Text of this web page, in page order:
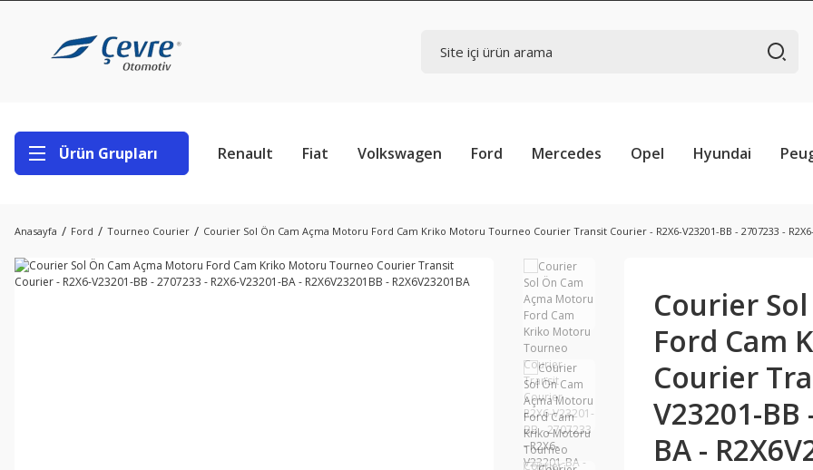
Ürün Grupları Renault Fiat Volkswagen Ford Mercedes Opel Hyundai
Anasayfa Ford Tourneo Courier Courier Sol Ön Cam Açma Motoru Ford Cam Kriko Motoru Tourneo Courier Transit Courier - R2X6-V23201-BB - 2707233 - R2X6-
Courier
Ford Cam
Courier
V23201-BB
BA -